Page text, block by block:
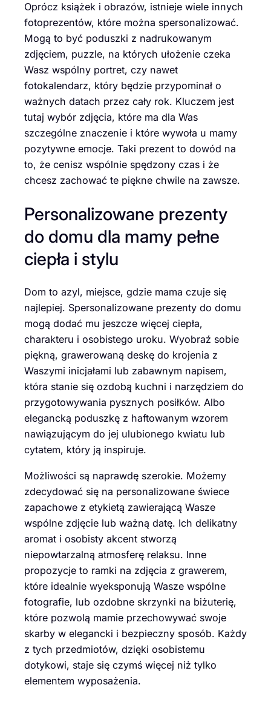
Oprócz książek i obrazów, istnieje wiele innych
fotoprezentów, które można spersonalizować.
Mogą to być poduszki z nadrukowanym
zdjęciem, puzzle, na których ułożenie czeka
Wasz wspólny portret, czy nawet
fotokalendarz, który będzie przypominał o
ważnych datach przez cały rok. Kluczem jest
tutaj wybór zdjęcia, które ma dla Was
szczególne znaczenie i które wywoła u mamy
pozytywne emocje. Taki prezent to dowód na
to, że cenisz wspólnie spędzony czas i że
chcesz zachować te piękne chwile na zawsze.
Personalizowane prezenty
do domu dla mamy pełne
ciepła i stylu
Dom to azyl, miejsce, gdzie mama czuje się
najlepiej. Spersonalizowane prezenty do domu
mogą dodać mu jeszcze więcej ciepła,
charakteru i osobistego uroku. Wyobraź sobie
piękną, grawerowaną deskę do krojenia z
Waszymi inicjałami lub zabawnym napisem,
która stanie się ozdobą kuchni i narzędziem do
przygotowywania pysznych posiłków. Albo
elegancką poduszkę z haftowanym wzorem
nawiązującym do jej ulubionego kwiatu lub
cytatem, który ją inspiruje.
Możliwości są naprawdę szerokie. Możemy
zdecydować się na personalizowane świece
zapachowe z etykietą zawierającą Wasze
wspólne zdjęcie lub ważną datę. Ich delikatny
aromat i osobisty akcent stworzą
niepowtarzalną atmosferę relaksu. Inne
propozycje to ramki na zdjęcia z grawerem,
które idealnie wyeksponują Wasze wspólne
fotografie, lub ozdobne skrzynki na biżuterię,
które pozwolą mamie przechowywać swoje
skarby w elegancki i bezpieczny sposób. Każdy
z tych przedmiotów, dzięki osobistemu
dotykowi, staje się czymś więcej niż tylko
elementem wyposażenia.